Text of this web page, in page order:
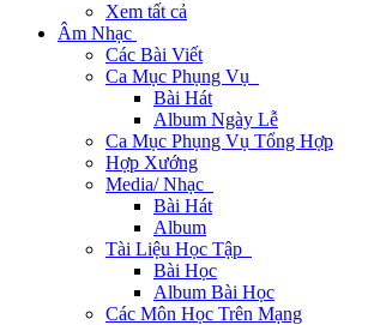
Xem tất cả
Âm Nhạc
Các Bài Viết
Ca Mục Phụng Vụ
Bài Hát
Album Ngày Lễ
Ca Mục Phụng Vụ Tổng Hợp
Hợp Xướng
Media/ Nhạc
Bài Hát
Album
Tài Liệu Học Tập
Bài Học
Album Bài Học
Các Môn Học Trên Mạng